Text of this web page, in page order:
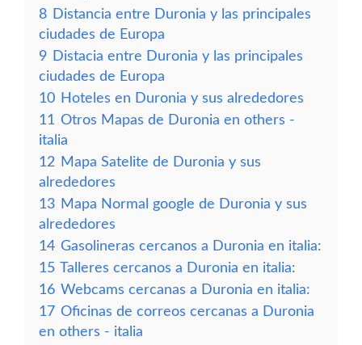
8 Distancia entre Duronia y las principales
ciudades de Europa
9 Distacia entre Duronia y las principales
ciudades de Europa
10 Hoteles en Duronia y sus alrededores
11 Otros Mapas de Duronia en others -
italia
12 Mapa Satelite de Duronia y sus
alrededores
13 Mapa Normal google de Duronia y sus
alrededores
14 Gasolineras cercanos a Duronia en italia:
15 Talleres cercanos a Duronia en italia:
16 Webcams cercanas a Duronia en italia:
17 Oficinas de correos cercanas a Duronia
en others - italia